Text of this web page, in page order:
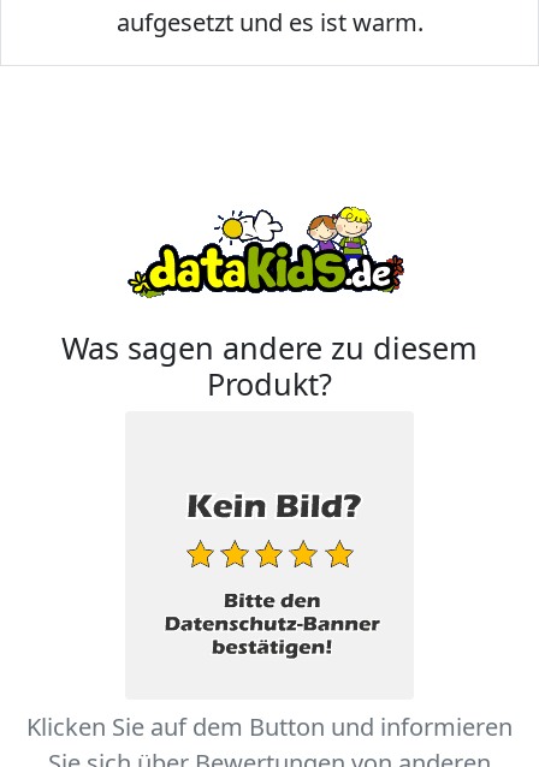
aufgesetzt und es ist warm.
Was sagen andere zu diesem
Produkt?
Klicken Sie auf dem Button und informieren